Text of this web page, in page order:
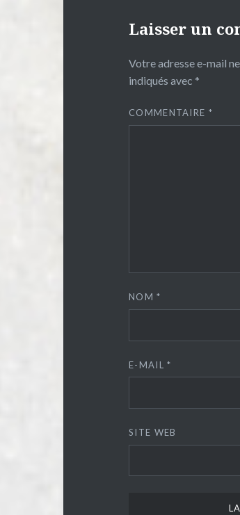
Laisser un
Votre adresse e-mail
indiqués avec *
COMMENTAIRE *
NOM*
E-MAIL*
SITE WEB